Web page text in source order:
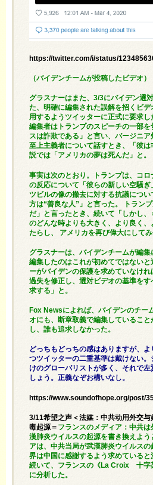
https://twitter.com/i/status/
（バイデンチームが投稿したビデオ）
グラスナーはまた、3/3にバイデン選
た、明確に編集された誤解を招くビ
用するようツイッターに正式に要求し
編集者はトランプのスピーチの一部
スは詐欺である」と言い、バージニ
至上主義者について話すとき、「彼
説では「アメリカの夢は死んだ」と。
事実は次のとおり。トランプは、コ
の反応について「彼らの新しい空騒
ツビルの像の撤去に対する抗議につ
方は“善良な人”」と言った。 トラン
だ」と言ったとき、続いて「しかし
のどんな時よりも大きく、より良く
たらし、 アメリカを再び偉大にしてみ
グラスナーは、バイデンチームが編
編集したのはこれが初めてではない
ーがバイデンの保護を求めていなけ
過失を修正し、選対ビデオの基準を
求する」と。
Fox Newsによれば、バイデンのチー
オにも、断章取義で編集していること
し、誰も追求しなかった。
どっちもどっちの感はありますが、
つツイッターの二重基準は戴けない
けのグローバリストが多く、それで
しょう。正義なぞお構いなし。
https://www.soundofhope.org/post/
3/11希望之声＜法媒：中共动用外交
毒起源＝ フランスのメディア：中共
漢肺炎ウイルスの起源を書き換えよう
アは、中共当局が武漢肺炎ウイルス
界は中国に感謝するよう求めている
続いて、フランスの《La Croix 十字
に分析した。